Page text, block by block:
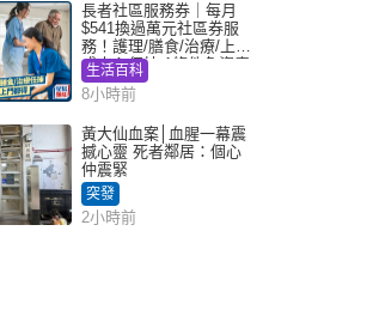
長者社區服務券｜每月
$541換過萬元社區券服
務！護理/膳食/治療/上門
或中心任揀 1條件免資產
審查（附申請資格及教
學）
生活百科
8小時前
黃大仙血案│血腥一幕震
撼心靈 死者鄰居：個心
仲震緊
突發
2小時前